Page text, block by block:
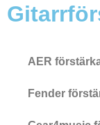
AER
Fender